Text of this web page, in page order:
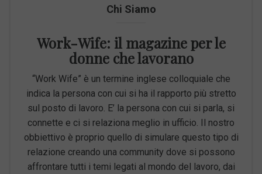
Chi Siamo
Work-Wife: il magazine per le
donne che lavorano
“Work Wife” è un termine inglese colloquiale che
indica la persona con cui si ha il rapporto più stretto
sul posto di lavoro. E’ la persona con cui si parla, si
connette e ci si relaziona meglio in ufficio. Il nostro
obbiettivo è proprio quello di simulare questo tipo di
relazione creando una community dove si possono
affrontare tutti i temi legati al mondo del lavoro, dai